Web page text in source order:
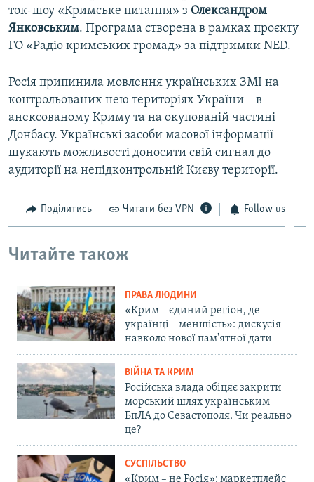
ток-шоу «Кримське питання» з Олександром
Янковським. Програма створена в рамках проєкту
ГО «Радіо кримських громад» за підтримки NED.
Росія припинила мовлення українських ЗМІ на
контрольованих нею територіях України – в
анексованому Криму та на окупованій частині
Донбасу. Українські засоби масової інформації
шукають можливості доносити свій сигнал до
аудиторії на непідконтрольній Києву території.
Поділитись Читати без VPN Follow us
Читайте також
ПРАВА ЛЮДИНИ
«Крим – єдиний регіон, де
українці – меншість»: дискусія
навколо нової пам'ятної дати
ВІЙНА ТА КРИМ
Російська влада обіцяє закрити
морський шлях українським
БпЛА до Севастополя. Чи реально
це?
СУСПІЛЬСТВО
«Крим – не Росія»: маркетплейс